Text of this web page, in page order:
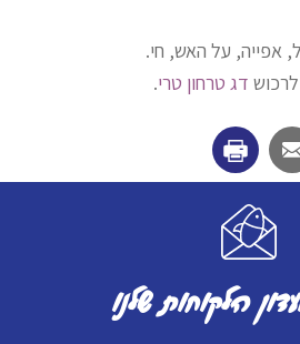
אפייה, על האש, חי.
לרכוש דג טרחון טרי.
הלקוחות שלנו